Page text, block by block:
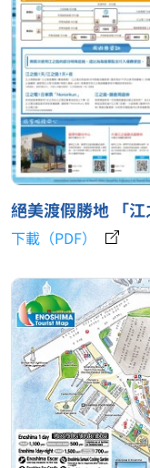
絕美渡假勝地 「江
下載（PDF）